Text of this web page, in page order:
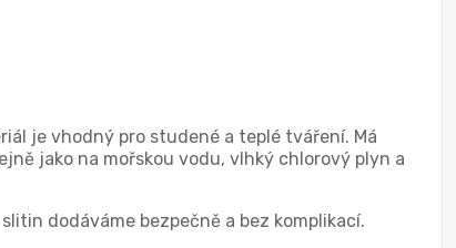
je vhodný pro studené a teplé tváření. Má
jako na mořskou vodu, vlhký chlorový plyn a
dodáváme bezpečně a bez komplikací.